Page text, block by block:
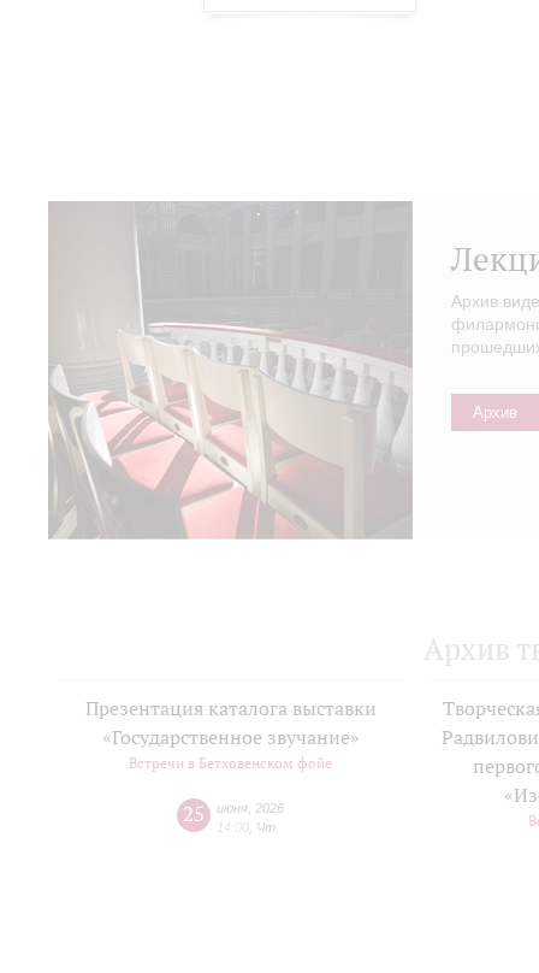
Архив
Архив
Архив
Презентация каталога выставки
«Государственное звучание»
Встречи в Бетховенском фойе
25 июня 2026
14:00 Чт